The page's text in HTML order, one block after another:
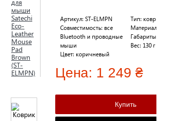
Артикул: ST-ELMPN
Тип: коврик для мыши
Совместимость: все
Bluetooth и проводные
мыши
Материал: экокожа
Габариты: 249 х 191 мм
Вес: 130 г
Цвет: коричневый
Цена: 1 249 ₴